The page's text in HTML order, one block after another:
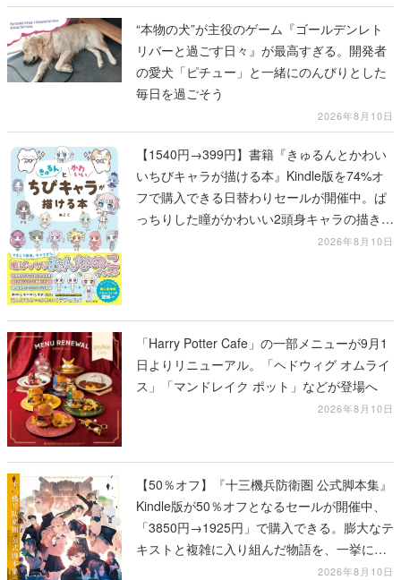
“本物の犬”が主役のゲーム『ゴールデンレト
リバーと過ごす日々』が最高すぎる。開発者
の愛犬「ピチュー」と一緒にのんびりとした
毎日を過ごそう
2026年8月10日
【1540円→399円】書籍『きゅるんとかわい
いちびキャラが描ける本』Kindle版を74%オ
フで購入できる日替わりセールが開催中。ぱ
っちりした瞳がかわいい2頭身キャラの描き方
2026年8月10日
「Harry Potter Cafe」の一部メニューが9月1
日よりリニューアル。「ヘドウィグ オムライ
ス」「マンドレイク ポット」などが登場へ
2026年8月10日
【50％オフ】『十三機兵防衛圏 公式脚本集』
Kindle版が50％オフとなるセールが開催中、
「3850円→1925円」で購入できる。膨大なテ
キストと複雑に入り組んだ物語を、一挙に再
2026年8月10日